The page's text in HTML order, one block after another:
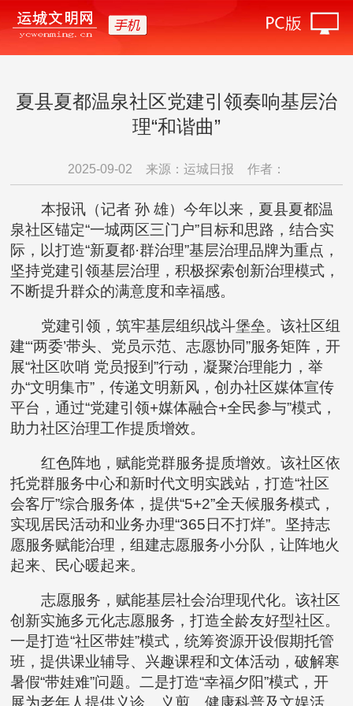
夏县夏都温泉社区党建引领奏响基层治
理“和谐曲”
2025-09-02 来源：运城日报 作者：
本报讯（记者 孙 雄）今年以来，夏县夏都温
泉社区锚定“一城两区三门户”目标和思路，结合实
际，以打造“新夏都·群治理”基层治理品牌为重点，
坚持党建引领基层治理，积极探索创新治理模式，
不断提升群众的满意度和幸福感。
党建引领，筑牢基层组织战斗堡垒。该社区组
建“‘两委’带头、党员示范、志愿协同”服务矩阵，开
展“社区吹哨 党员报到”行动，凝聚治理能力，举
办“文明集市”，传递文明新风，创办社区媒体宣传
平台，通过“党建引领+媒体融合+全民参与”模式，
助力社区治理工作提质增效。
红色阵地，赋能党群服务提质增效。该社区依
托党群服务中心和新时代文明实践站，打造“社区
会客厅”综合服务体，提供“5+2”全天候服务模式，
实现居民活动和业务办理“365日不打烊”。坚持志
愿服务赋能治理，组建志愿服务小分队，让阵地火
起来、民心暖起来。
志愿服务，赋能基层社会治理现代化。该社区
创新实施多元化志愿服务，打造全龄友好型社区。
一是打造“社区带娃”模式，统筹资源开设假期托管
班，提供课业辅导、兴趣课程和文体活动，破解寒
暑假“带娃难”问题。二是打造“幸福夕阳”模式，开
展为老年人提供义诊、义剪、健康科普及文娱活